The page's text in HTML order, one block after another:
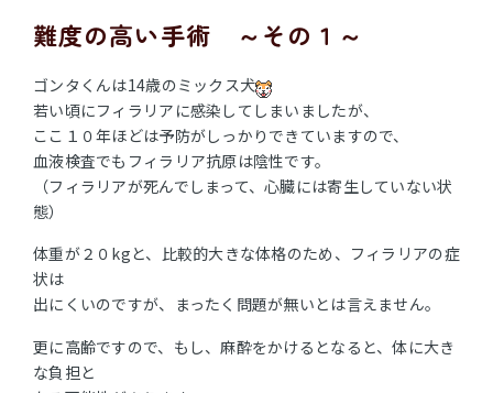
難度の高い手術 ～その１～
ゴンタくんは14歳のミックス犬
若い頃にフィラリアに感染してしまいましたが、
ここ１０年ほどは予防がしっかりできていますので、
血液検査でもフィラリア抗原は陰性です。
（フィラリアが死んでしまって、心臓には寄生していない状
態）
体重が２０kgと、比較的大きな体格のため、フィラリアの症
状は
出にくいのですが、まったく問題が無いとは言えません。
更に高齢ですので、もし、麻酔をかけるとなると、体に大き
な負担と